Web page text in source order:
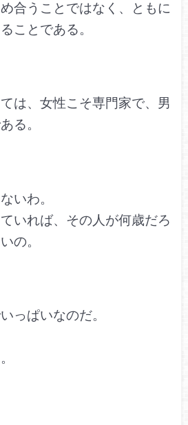
合うことではなく、ともに
ことである。
は、女性こそ専門家で、男
る。
いわ。
いれば、その人が何歳だろ
の。
っぱいなのだ。